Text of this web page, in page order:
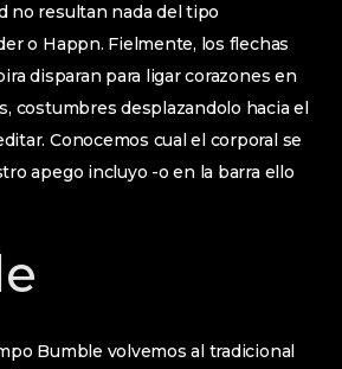
no resultan nada del tipo
o Happn. Fielmente, los flechas
disparan para ligar corazones en
costumbres desplazandolo hacia el
Conocemos cual el corporal se
apego incluyo -o en la barra ello
Bumble volvemos al tradicional